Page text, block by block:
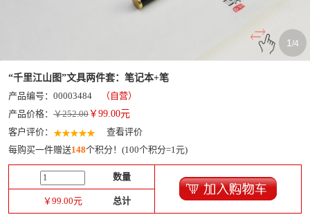
1 /4
“千里江山图”文具两件套：笔记本+笔
产品编号：00003484
（自营）
产品价格： ￥252.00 ￥ 99.00元
客户评价：
查看评价
每购买一件赠送148个积分！(100个积分=1元)
数量
￥99.00元 总计